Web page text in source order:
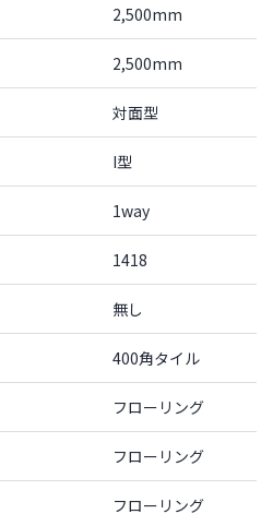
2,500mm
2,500mm
対面型
I型
1way
1418
無し
400角タイル
フローリング
フローリング
フローリング